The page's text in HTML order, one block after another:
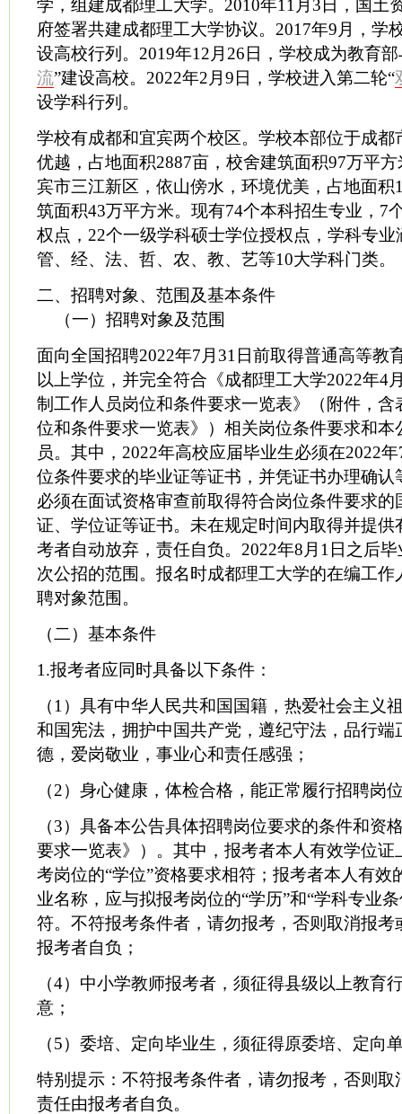
学，组建成都理工大学。2010年11月3日，国土
府签署共建成都理工大学协议。2017年9月，学
设高校行列。2019年12月26日，学校成为教育
流”建设高校。2022年2月9日，学校进入第二轮“
设学科行列。
学校有成都和宜宾两个校区。学校本部位于成都
优越，占地面积2887亩，校舍建筑面积97万平
宾市三江新区，依山傍水，环境优美，占地面积
筑面积43万平方米。现有74个本科招生专业，7
权点，22个一级学科硕士学位授权点，学科专
管、经、法、哲、农、教、艺等10大学科门类。
二、招聘对象、范围及基本条件
（一）招聘对象及范围
面向全国招聘2022年7月31日前取得普通高等教
以上学位，并完全符合《成都理工大学2022年4
制工作人员岗位和条件要求一览表》（附件，含
位和条件要求一览表》）相关岗位条件要求和本
员。其中，2022年高校应届毕业生必须在2022
位条件要求的毕业证等证书，并凭证书办理确认
必须在面试资格审查前取得符合岗位条件要求的
证、学位证等证书。未在规定时间内取得并提供
考者自动放弃，责任自负。2022年8月1日之后
次公招的范围。报名时成都理工大学的在编工作
聘对象范围。
（二）基本条件
1.报考者应同时具备以下条件：
（1）具有中华人民共和国国籍，热爱社会主义
和国宪法，拥护中国共产党，遵纪守法，品行端
德，爱岗敬业，事业心和责任感强；
（2）身心健康，体检合格，能正常履行招聘岗
（3）具备本公告具体招聘岗位要求的条件和资
要求一览表》）。其中，报考者本人有效学位证
考岗位的“学位”资格要求相符；报考者本人有效
业名称，应与拟报考岗位的“学历”和“学科专业
符。不符报考条件者，请勿报考，否则取消报考
报考者自负；
（4）中小学教师报考者，须征得县级以上教育
意；
（5）委培、定向毕业生，须征得原委培、定向
特别提示：不符报考条件者，请勿报考，否则取
责任由报考者自负。